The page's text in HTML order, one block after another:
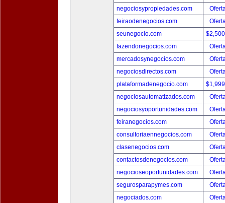
negociosypropiedades.com
feiraodenegocios.com
seunegocio.com
fazendonegocios.com
mercadosynegocios.com
negociosdirectos.com
plataformadenegocio.com
negociosautomatizados.com
negociosyoportunidades.com
feiranegocios.com
consultoriaennegocios.com
clasenegocios.com
contactosdenegocios.com
negocioseoportunidades.com
segurosparapymes.com
negociados.com